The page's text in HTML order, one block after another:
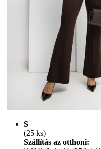
S
(25 ks)
Szállítás az otthoni: